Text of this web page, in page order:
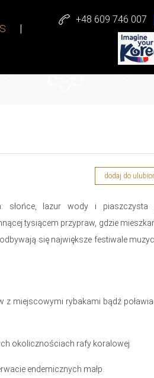
+48 609 746 007
dodaj do
słońce, lazur wody i piaszczysta
tysiącem przypraw, gdzie
się największe festiwale
z miejscowymi rybakami bądź
okolicznościach rafy koralowej.
endemicznych małp.